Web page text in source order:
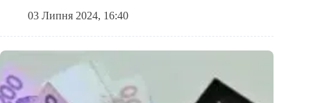
03 Липня 2024, 16:40